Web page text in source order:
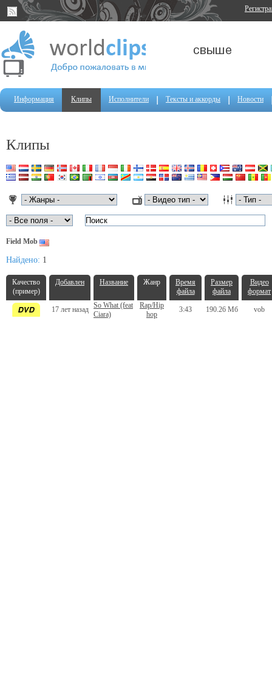
Информация Клипы Исполнители Тексты и аккорды Новости
Клипы
Field Mob
Найдено: 1
Качество
(пример)
Добавлен Название Жанр
Время
файла
Размер
файла
Видео
формат
17 лет назад
So What (feat
Ciara)
Rap/Hip
hop
3:43 190.26 Мб vob